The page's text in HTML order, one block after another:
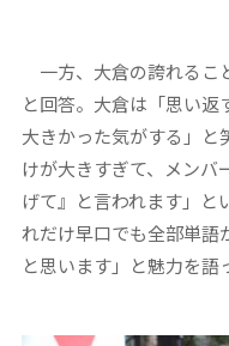
一方、大倉の誇れるこ
と回答。大倉は「思い返
大きかった気がする」と
けが大きすぎて、メン
げて』と言われます」
れだけ早口でも全部単語
と思います」と魅力を語